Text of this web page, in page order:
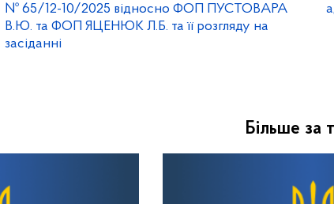
№ 65/12-10/2025 відносно ФОП ПУСТОВАРА
В.Ю. та ФОП ЯЦЕНЮК Л.Б. та її розгляду на
засіданні
Більше за